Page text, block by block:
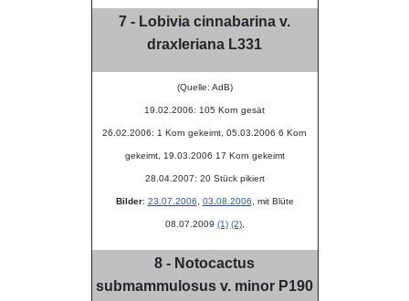
7 - Lobivia cinnabarina v.
draxleriana L331
(Quelle: AdB)
19.02.2006: 105 Korn gesät
26.02.2006: 1 Korn gekeimt, 05.03.2006 6 Korn
gekeimt, 19.03.2006 17 Korn gekeimt
28.04.2007: 20 Stück pikiert
Bilder: 23.07.2006 03.08.2006 , mit Blüte
08.07.2009 (1) (2),
8 - Notocactus
submammulosus v. minor P190